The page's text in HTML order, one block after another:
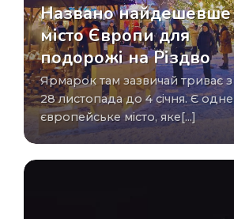
Названо найдешевше
місто Європи для
подорожі на Різдво
Ярмарок там зазвичай триває з
28 листопада до 4 січня. Є одне
європейське місто, яке[...]